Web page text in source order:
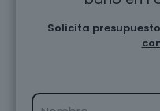
Solicita